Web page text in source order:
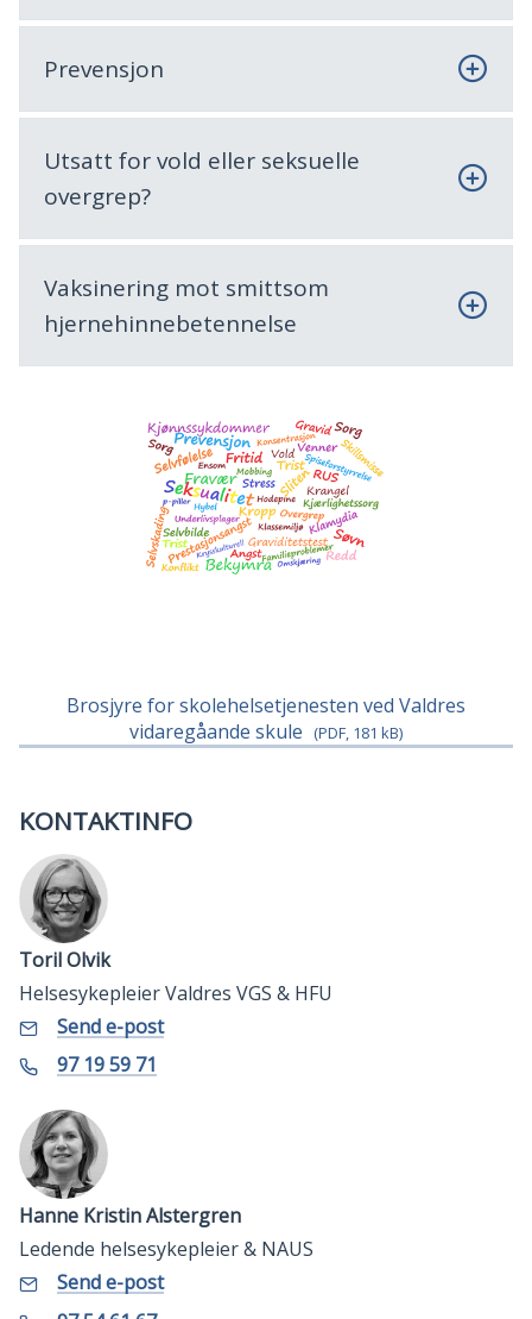
Prevensjon
Utsatt for vold eller seksuelle
overgrep?
Vaksinering mot smittsom
hjernehinnebetennelse
Brosjyre for skolehelsetjenesten ved Valdres
vidaregåande skule
(PDF, 181 kB)
KONTAKTINFO
Toril Olvik
Helsesykepleier Valdres VGS & HFU
E-
post
Send e-posttil
Toril
Telefon
97 19 59 71
Hanne Kristin Alstergren
Ledende helsesykepleier & NAUS
E-
Send e-posttil
Hanne